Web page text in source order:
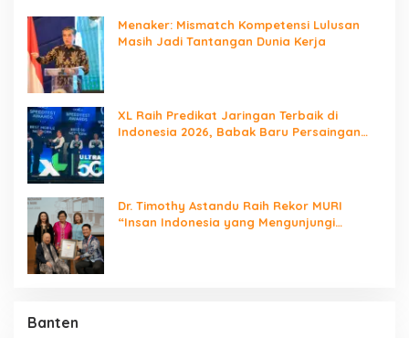
Menaker: Mismatch Kompetensi Lulusan
Masih Jadi Tantangan Dunia Kerja
XL Raih Predikat Jaringan Terbaik di
Indonesia 2026, Babak Baru Persaingan
Dr. Timothy Astandu Raih Rekor MURI
“Insan Indonesia yang Mengunjungi
Banten